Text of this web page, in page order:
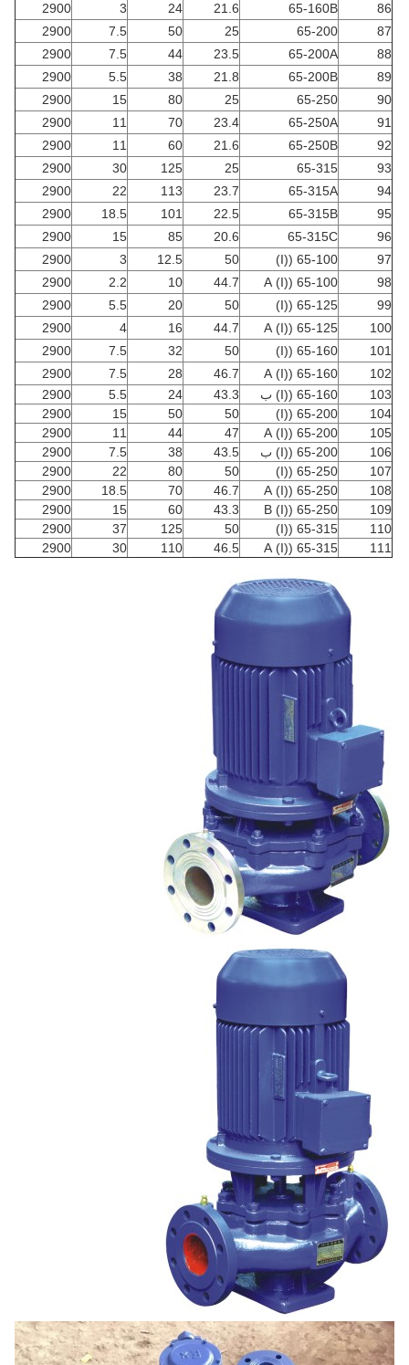
86
65-160B
21.6
24
3
2900
87
65-200
25
50
7.5
2900
88
65-200A
23.5
44
7.5
2900
89
65-200B
21.8
38
5.5
2900
90
65-250
25
80
15
2900
91
65-250A
23.4
70
11
2900
92
65-250B
21.6
60
11
2900
93
65-315
25
125
30
2900
94
65-315A
23.7
113
22
2900
95
65-315B
22.5
101
18.5
2900
96
65-315C
20.6
85
15
2900
97
65-100 ((I)
50
12.5
3
2900
98
65-100 ((I) A
44.7
10
2.2
2900
99
65-125 ((I)
50
20
5.5
2900
100
65-125 ((I) A
44.7
16
4
2900
101
65-160 ((I)
50
32
7.5
2900
102
65-160 ((I) A
46.7
28
7.5
2900
103
65-160 ((I) ب 43.3
24
5.5
2900
104
65-200 ((I)
50
50
15
2900
105
65-200 ((I) A
47
44
11
2900
106
65-200 ((I) ب 43.5
38
7.5
2900
107
65-250 ((I)
50
80
22
2900
108
65-250 ((I) A
46.7
70
18.5
2900
109
65-250 ((I) B
43.3
60
15
2900
110
65-315 ((I)
50
125
37
2900
111
65-315 ((I) A
46.5
110
30
2900